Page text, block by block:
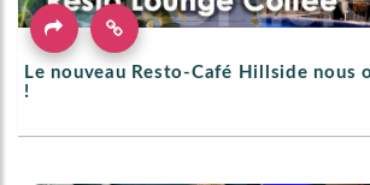
Le nouveau Resto-Café Hillside nous
!